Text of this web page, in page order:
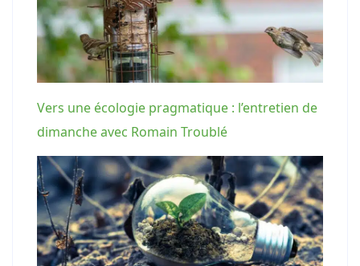
Vers une écologie pragmatique : l’entretien de
dimanche avec Romain Troublé